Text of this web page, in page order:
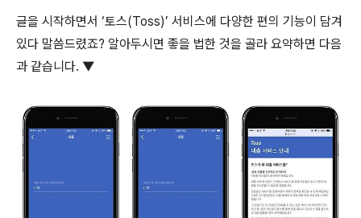
글을 시작하면서 ‘토스(Toss)’ 서비스에 다양한 편의 기능이 담겨
있다 말씀드렸죠? 알아두시면 좋을 법한 것을 골라 요약하면 다음
과 같습니다. ▼